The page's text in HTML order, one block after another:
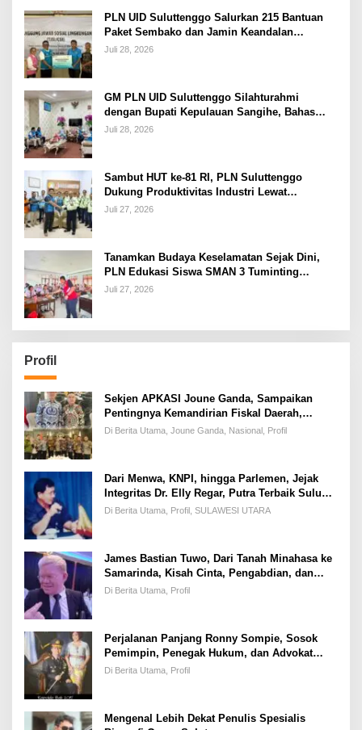
PLN UID Suluttenggo Salurkan 215 Bantuan
Paket Sembako dan Jamin Keandalan
Kelistrikan Pasca Bencana di Tamako
Juli 28, 2026
GM PLN UID Suluttenggo Silahturahmi
dengan Bupati Kepulauan Sangihe, Bahas
Keandalan Sistem Kelistrikan hingga
Juli 28, 2026
Sambut HUT ke-81 RI, PLN Suluttenggo
Dukung Produktivitas Industri Lewat
Penambahan Daya PT J Resources Bolaang
Juli 27, 2026
Tanamkan Budaya Keselamatan Sejak Dini,
PLN Edukasi Siswa SMAN 3 Tuminting
Manado Soal Bahaya Listrik
Juli 27, 2026
Profil
Sekjen APKASI Joune Ganda, Sampaikan
Pentingnya Kemandirian Fiskal Daerah,
Dihadapan Pimpinan DPR-RI
Di Berita Utama, Joune Ganda, Nasional, Profil
Dari Menwa, KNPI, hingga Parlemen, Jejak
Integritas Dr. Elly Regar, Putra Terbaik Suluun
yang Disegani Lintas Generasi
Di Berita Utama, Profil, SULAWESI UTARA
James Bastian Tuwo, Dari Tanah Minahasa ke
Samarinda, Kisah Cinta, Pengabdian, dan
Kesuksesan
Di Berita Utama, Profil
Perjalanan Panjang Ronny Sompie, Sosok
Pemimpin, Penegak Hukum, dan Advokat
Keadilan
Di Berita Utama, Profil
Mengenal Lebih Dekat Penulis Spesialis